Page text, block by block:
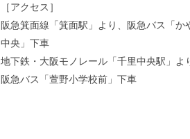
［アクセス］
阪急箕面線「箕面駅」より、阪急バス「か
中央」下車
地下鉄・大阪モノレール「千里中央駅」よ
阪急バス「萱野小学校前」下車